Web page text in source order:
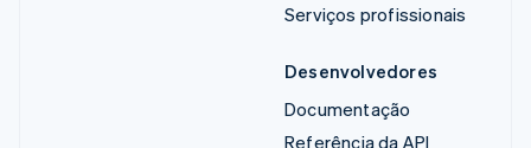
Serviços profissionais
Desenvolvedores
Documentação
Referência da API